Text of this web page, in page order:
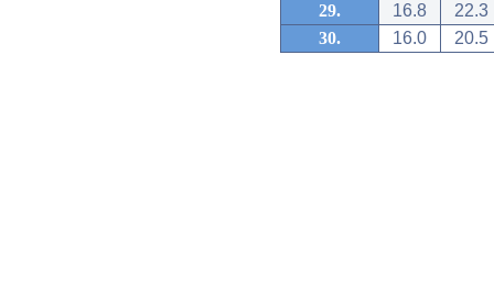
29.
16.8
22.3
30.
16.0 20.5